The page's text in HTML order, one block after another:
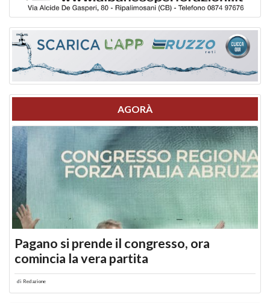
AGORÀ
Pagano si prende il congresso, ora
comincia la vera partita
di Redazione